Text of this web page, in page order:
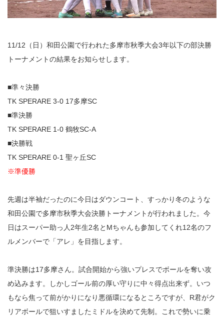
11/12（日）和田公園で行われた多摩市秋季大会3年以下の部決勝
トーナメントの結果をお知らせします。
■準々決勝
TK SPERARE 3-0 17多摩SC
■準決勝
TK SPERARE 1-0 鶴牧SC-A
■決勝戦
TK SPERARE 0-1 聖ヶ丘SC
※準優勝
先週は半袖だったのに今日はダウンコート、すっかり冬のような
和田公園で多摩市秋季大会決勝トーナメントが行われました。今
日はスーパー助っ人2年生2名とMちゃんも参加してくれ12名のフ
ルメンバーで「アレ」を目指します。
準決勝は17多摩さん。試合開始から強いプレスでボールを奪い攻
め込みます。しかしゴール前の厚い守りに中々得点出来ず。いつ
もなら焦って前がかりになり悪循環になるところですが、R君がク
リアボールで狙いすましたミドルを決めて先制。これで勢いに乗